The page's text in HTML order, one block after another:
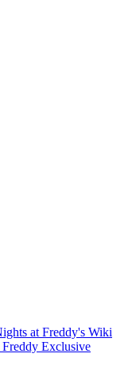
at Freddy's Wiki
Exclusive